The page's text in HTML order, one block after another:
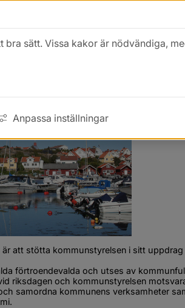
att stötta kommunstyrelsen i sitt
förtroendevalda och utses av
riksdagen och kommunstyrelsen
samordna kommunens verksamheter
sätt. Vissa kakor är nödvändiga,
Anpassa inställningar